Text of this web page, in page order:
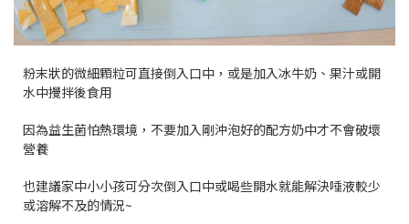
粉末狀的微細顆粒可直接倒入口中，或是加入冰牛奶、果汁或開
水中攪拌後食用
因為益生菌怕熱環境，不要加入剛沖泡好的配方奶中才不會破壞
營養
也建議家中小小孩可分次倒入口中或喝些開水就能解決唾液較少
或溶解不及的情況~